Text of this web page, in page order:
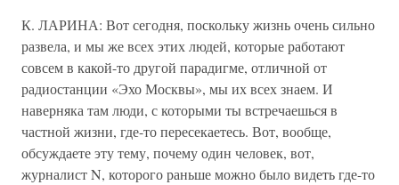
К. ЛАРИНА: Вот сегодня, поскольку жизнь очень сильно
развела, и мы же всех этих людей, которые работают
совсем в какой-то другой парадигме, отличной от
радиостанции «Эхо Москвы», мы их всех знаем. И
наверняка там люди, с которыми ты встречаешься в
частной жизни, где-то пересекаетесь. Вот, вообще,
обсуждаете эту тему, почему один человек, вот,
журналист N, которого раньше можно было видеть где-то